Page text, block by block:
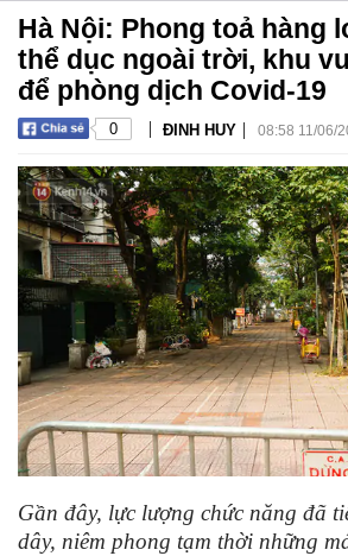
Hà Nội: Phong toả hàng
thể dục ngoài trời, khu
để phòng dịch Covid-19
0 | ĐINH HUY | 08:58 11/06/
Gần đây, lực lượng chức năng đã
dây, niêm phong tạm thời những